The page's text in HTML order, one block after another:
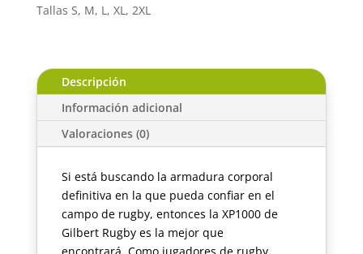
Tallas S, M, L, XL, 2XL
Descripción
Información adicional
Valoraciones (0)
Si está buscando la armadura corporal
definitiva en la que pueda confiar en el
campo de rugby, entonces la XP1000 de
Gilbert Rugby es la mejor que